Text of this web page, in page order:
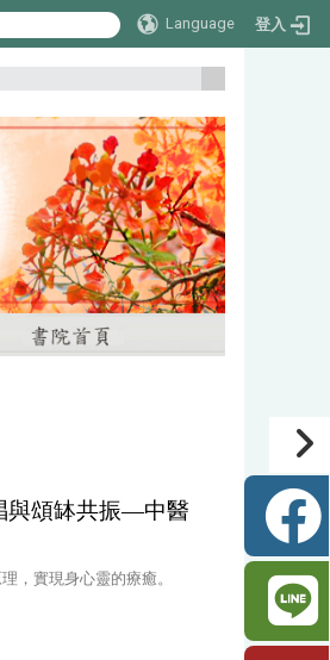
Language 登入
:::
與頌缽共振—中醫
，實現身心靈的療癒。